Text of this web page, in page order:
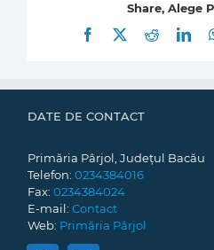
Share, Alege
Facebook
Reddit
DATE DE CONTACT
Primăria Pârjol, Județul Bacău
Telefon: 0234384016
Fax: 0234384024
E-mail: Contact
Web: Primăria Pârjol